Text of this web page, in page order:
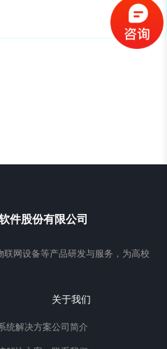
件股份有限公司
网设备等产品研发与服务，为高校
统解决方案
关于我们
公司简介